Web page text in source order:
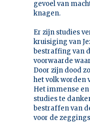
gevoel van
knagen.
Er zijn studies
kruisiging van
bestraffing van
voorwaarde
Door zijn dood
het volk worden
Het immense
studies te
bestraffen van
voor de